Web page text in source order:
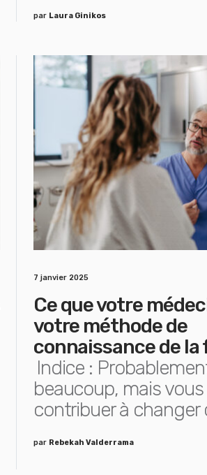
par Laura Ginikos
7 janvier 2025
Ce que votre
votre méthode de
connaissance de
Indice :
beaucoup, mais
contribuer à changer
par Rebekah Valderrama